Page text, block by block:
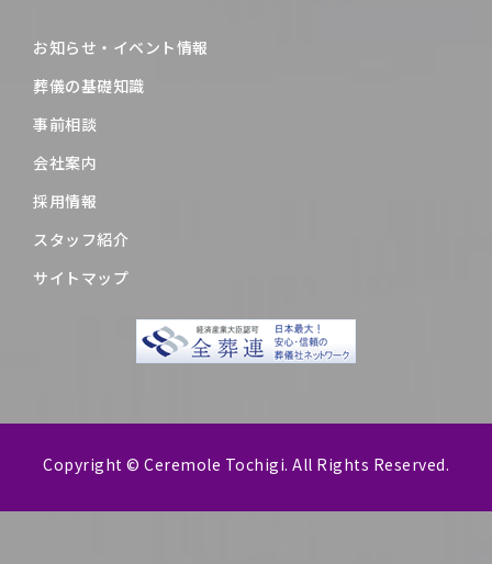
お知らせ・イベント情報
葬儀の基礎知識
事前相談
会社案内
採用情報
スタッフ紹介
サイトマップ
Copyright © Ceremole Tochigi. All Rights Reserved.